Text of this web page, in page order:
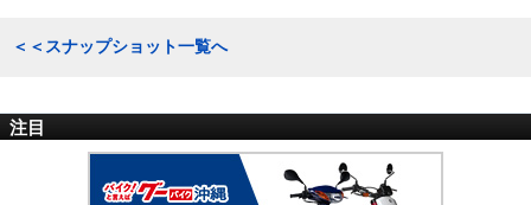
＜＜スナップショット一覧へ
注目